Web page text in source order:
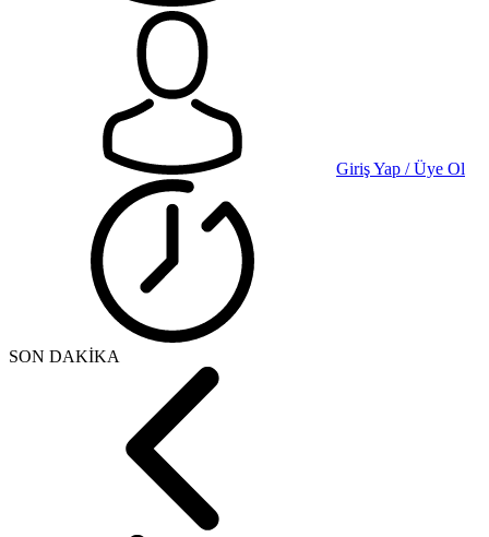
Giriş Yap / Üye Ol
SON DAKİKA